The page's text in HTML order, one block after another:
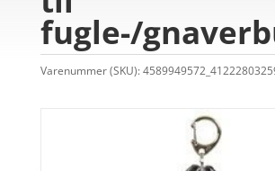
fugle-/
Varenummer (SKU):